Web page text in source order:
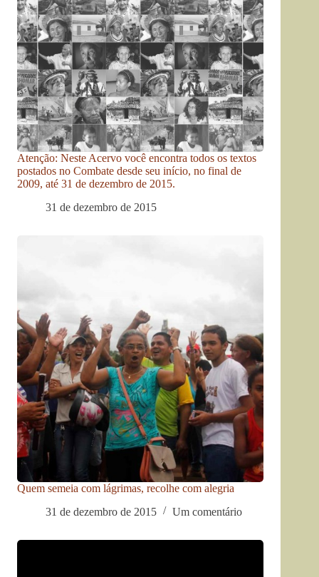
Atenção: Neste Acervo você encontra todos os textos
postados no Combate desde seu início, no final de
2009, até 31 de dezembro de 2015.
31 de dezembro de 2015
Quem semeia com lágrimas, recolhe com alegria
31 de dezembro de 2015
Um comentário